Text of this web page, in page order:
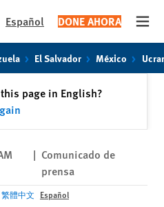
Español DONE AHORA
El Salvador México
page in English?
| Comunicado de
prensa
繁體中文 Español